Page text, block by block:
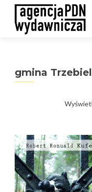
gmina Trzebiel